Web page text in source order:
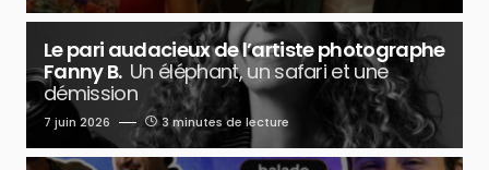
Le pari audacieux de l’artiste photographe
Fanny B. Un éléphant, un safari et une
démission
7 juin 2026 3 minutes de lecture